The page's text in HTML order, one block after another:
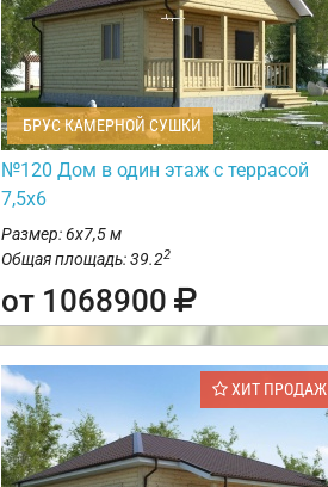
БРУС КАМЕРНОЙ СУШКИ
№120 Дом в один этаж с террасой
7,5х6
Размер: 6х7,5 м
Общая площадь: 39.22
от 1068900
ХИТ ПРОДАЖ